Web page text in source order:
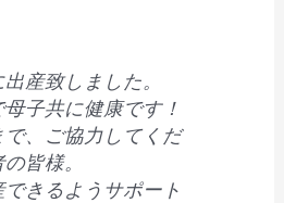
産致しました。
子共に健康です！
、ご協力してくだ
皆様。
きるようサポート